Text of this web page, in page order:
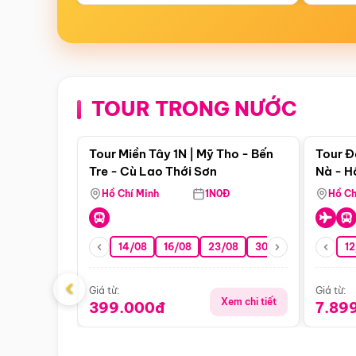
TOUR TRONG NƯỚC
Điểm nổi bật
Tour Miền Tây 1N | Mỹ Tho - Bến
Tre - Cù Lao Thới Sơn
Hồ Chí Minh 1N0Đ
14/08 16/08 23/08 30/08 06/09
Giá từ:
399.000đ Xem chi tiết
Tour
Nà -
Nha
Hồ
Giá từ:
‹